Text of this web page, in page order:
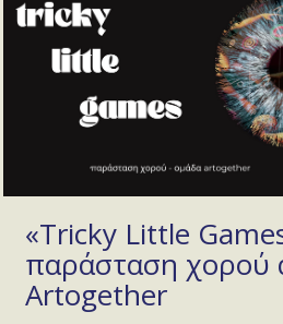
«Tricky Little
παράσταση χορού
Artogether